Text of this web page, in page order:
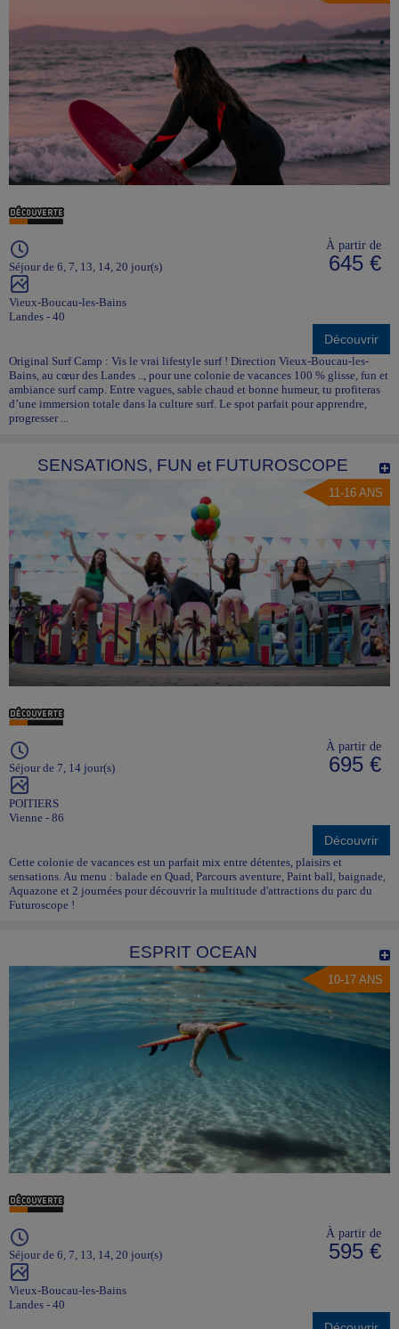
Séjour de 6, 7, 13, 14, 20 jour(s)
Vieux-Boucau-les-Bains
Landes - 40
À partir de
645 €
Découvrir
Original Surf Camp : Vis le vrai lifestyle surf ! Direction Vieux-Boucau-les-
Bains, au cœur des Landes .., pour une colonie de vacances 100 % glisse, fun et
ambiance surf camp. Entre vagues, sable chaud et bonne humeur, tu profiteras
d’une immersion totale dans la culture surf. Le spot parfait pour apprendre,
progresser ...
SENSATIONS, FUN et FUTUROSCOPE
11-16 ANS
Séjour de 7, 14 jour(s)
POITIERS
Vienne - 86
À partir de
695 €
Découvrir
Cette colonie de vacances est un parfait mix entre détentes, plaisirs et
sensations. Au menu : balade en Quad, Parcours aventure, Paint ball, baignade,
Aquazone et 2 journées pour découvrir la multitude d'attractions du parc du
Futuroscope !
ESPRIT OCEAN
10-17 ANS
Séjour de 6, 7, 13, 14, 20 jour(s)
Vieux-Boucau-les-Bains
Landes - 40
À partir de
595 €